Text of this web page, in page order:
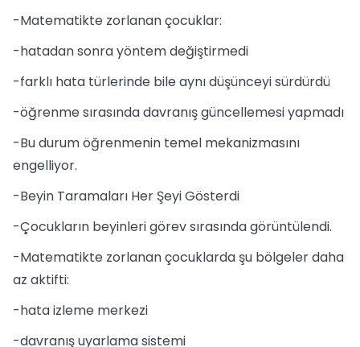
-Matematikte zorlanan çocuklar:
-hatadan sonra yöntem değiştirmedi
-farklı hata türlerinde bile aynı düşünceyi sürdürdü
-öğrenme sırasında davranış güncellemesi yapmadı
-Bu durum öğrenmenin temel mekanizmasını
engelliyor.
-Beyin Taramaları Her Şeyi Gösterdi
-Çocukların beyinleri görev sırasında görüntülendi.
-Matematikte zorlanan çocuklarda şu bölgeler daha
az aktifti:
-hata izleme merkezi
-davranış uyarlama sistemi